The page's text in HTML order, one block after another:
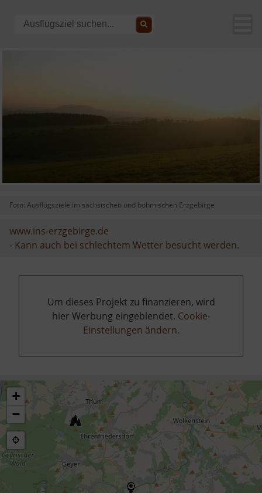
Foto: Ausflugsziele im sächsischen und böhmischen Erzgebirge
www.ins-erzgebirge.de
- Kann auch bei schlechtem Wetter besucht werden.
Um dieses Projekt zu finanzieren, wird
hier Werbung eingeblendet. Cookie-
Einstellungen ändern.
+
−